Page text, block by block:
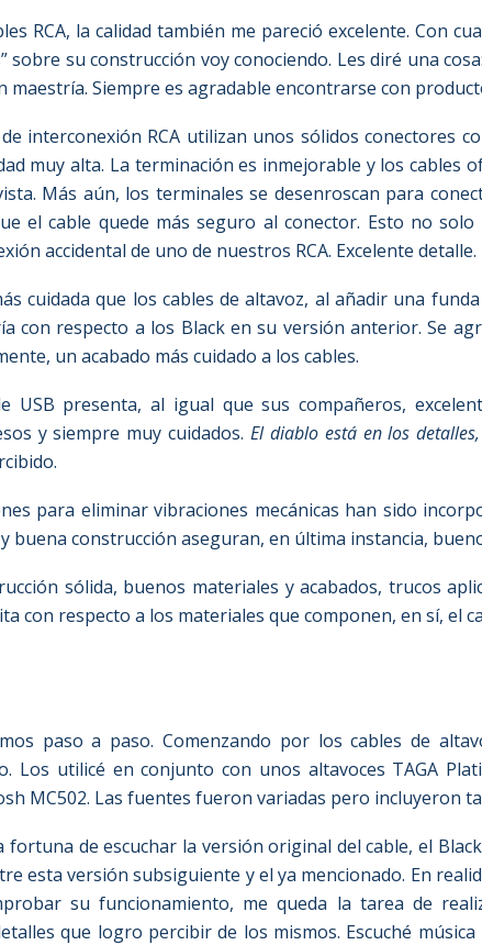
RCA, la calidad también me pareció excelente. Con
sobre su construcción voy conociendo. Les diré una
maestría. Siempre es agradable encontrarse con
interconexión RCA utilizan unos sólidos conectores
muy alta. La terminación es inmejorable y los cables
Más aún, los terminales se desenroscan para
el cable quede más seguro al conector. Esto no
accidental de uno de nuestros RCA. Excelente detalle.
cuidada que los cables de altavoz, al añadir una
con respecto a los Black en su versión anterior. Se
un acabado más cuidado a los cables.
USB presenta, al igual que sus compañeros,
y siempre muy cuidados. El diablo está en los
para eliminar vibraciones mecánicas han sido
buena construcción aseguran, en última instancia,
sólida, buenos materiales y acabados, trucos
con respecto a los materiales que componen, en sí, el
paso a paso. Comenzando por los cables de
Los utilicé en conjunto con unos altavoces TAGA
MC502. Las fuentes fueron variadas pero incluyeron
fortuna de escuchar la versión original del cable, el
esta versión subsiguiente y el ya mencionado. En
su funcionamiento, me queda la tarea de
que logro percibir de los mismos. Escuché